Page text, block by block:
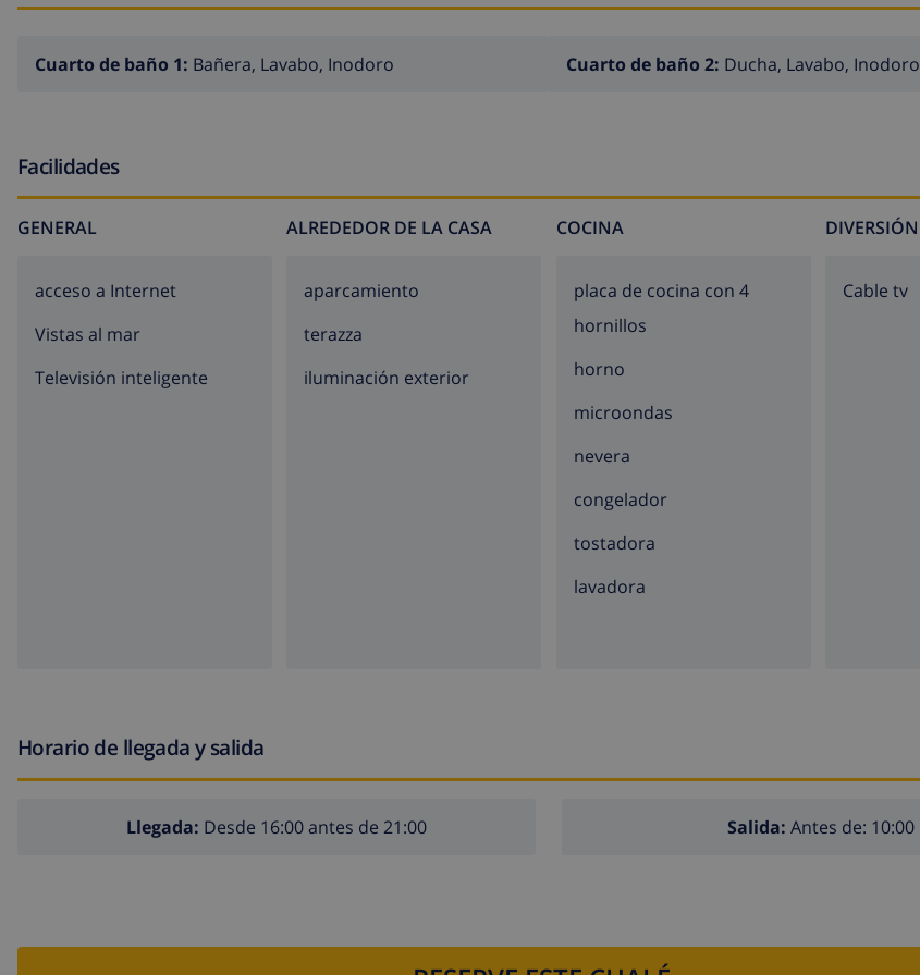
Cuarto de baño 1: Bañera, Lavabo, Inodoro Cuarto de baño 2: Ducha, Lavabo, Inodoro
Facilidades
GENERAL
acceso a Internet
Vistas al mar
Televisión inteligente
ALREDEDOR DE LA CASA
aparcamiento
terazza
iluminación exterior
COCINA
placa de cocina con 4
hornillos
horno
microondas
nevera
congelador
tostadora
lavadora
DIVERSIÓN
Cable tv
Horario de llegada y salida
Llegada: Desde 16:00 antes de 21:00 Salida: Antes de: 10:00